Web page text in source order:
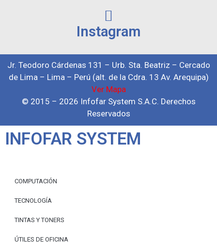
Instagram
Jr. Teodoro Cárdenas 131 – Urb. Sta. Beatriz – Cercado
de Lima – Lima – Perú (alt. de la Cdra. 13 Av. Arequipa)
Ver Mapa
© 2015 – 2026 Infofar System S.A.C. Derechos
Reservados
INFOFAR SYSTEM
COMPUTACIÓN
TECNOLOGÍA
TINTAS Y TONERS
ÚTILES DE OFICINA